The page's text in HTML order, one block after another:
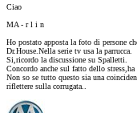
Ciao
MA - r l i n
Ho postato apposta la foto di persone
Dr.House.Nella serie tv usa la parrucca.
Si,ricordo la discussione su Spalletti.
Concordo anche sul fatto dello stress,ha
Non so se tutto questo sia una
riflettere sulla corrugata..